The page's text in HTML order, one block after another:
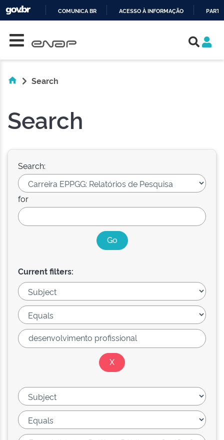
COMUNICA BR ACESSO À INFORMAÇÃO
Search
Search
Search:
for
Current filters: